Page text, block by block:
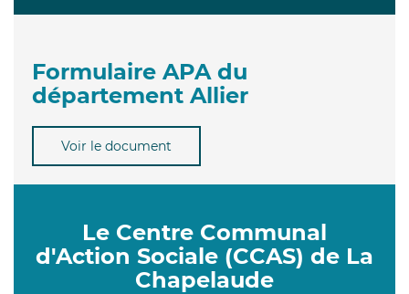
Formulaire APA du
département Allier
Voir le document
Le Centre Communal
d'Action Sociale (CCAS) de La
Chapelaude